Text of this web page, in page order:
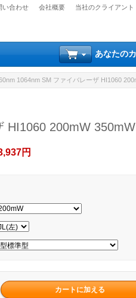
い合わせ 会社概要 当社のクライアント
あなたの
1064nm SM ファイバレーザ HI1060
HI1060 200mW
円